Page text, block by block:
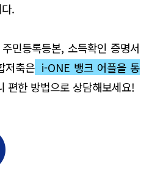
.
민등록등본, 소득확인 증명서
저축은 i-ONE 뱅크 어플을 통
편한 방법으로 상담해보세요!